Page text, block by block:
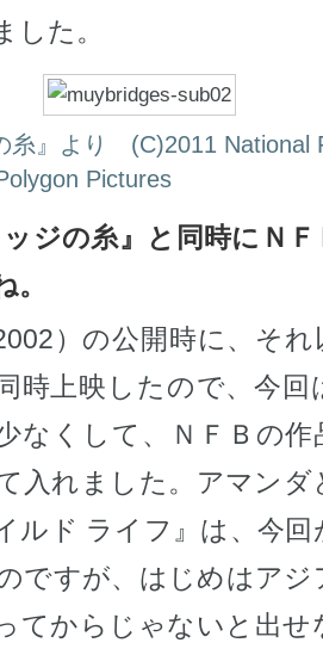
した。
糸』より (C)2011 National
Pictures
ジの糸』と同時にＮＦ
）の公開時に、それ
時上映したので、今回
なくして、ＮＦＢの作
入れました。アマンダ
ルド ライフ』は、今
ですが、はじめはアジ
てからじゃないと出せ